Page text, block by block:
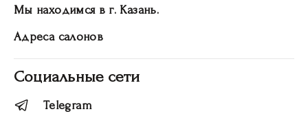
Мы находимся в г. Казань.
Адреса салонов
Социальные сети
Telegram